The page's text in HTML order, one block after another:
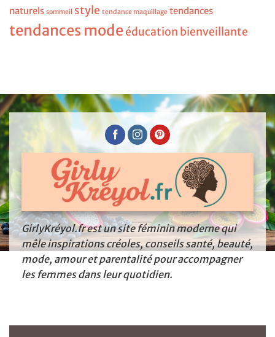
naturels sommeil style tendance maquillage tendances
tendances mode éducation bienveillante
GirlyKréyol.fr est un site féminin moderne qui
mêle inspirations créoles, conseils santé, beauté,
mode, amour et parentalité pour accompagner
les femmes dans leur quotidien.